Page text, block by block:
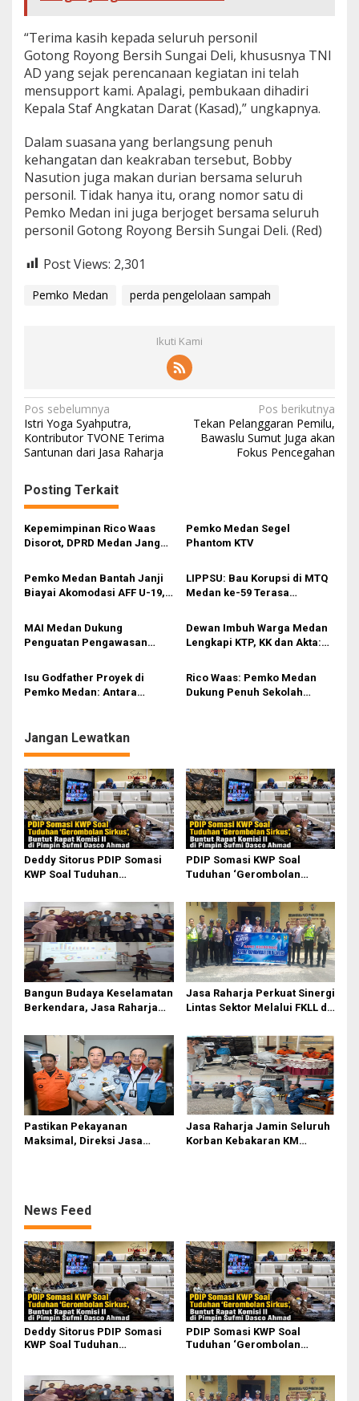
“Terima kasih kepada seluruh personil
Gotong Royong Bersih Sungai Deli, khususnya TNI
AD yang sejak perencanaan kegiatan ini telah
mensupport kami. Apalagi, pembukaan dihadiri
Kepala Staf Angkatan Darat (Kasad),” ungkapnya.
Dalam suasana yang berlangsung penuh
kehangatan dan keakraban tersebut, Bobby
Nasution juga makan durian bersama seluruh
personil. Tidak hanya itu, orang nomor satu di
Pemko Medan ini juga berjoget bersama seluruh
personil Gotong Royong Bersih Sungai Deli. (Red)
Post Views: 2,301
Pemko Medan perda pengelolaan sampah
Ikuti Kami
N
a
v
i
g
a
s
i
p
s
Pos sebelumnya
Istri Yoga Syahputra,
Kontributor TVONE Terima
Santunan dari Jasa Raharja
Pos berikutnya
Tekan Pelanggaran Pemilu,
Bawaslu Sumut Juga akan
Fokus Pencegahan
Posting Terkait
Kepemimpinan Rico Waas
Disorot, DPRD Medan Jangan
Pemko Medan Segel
Phantom KTV
Pemko Medan Bantah Janji
Biayai Akomodasi AFF U-19,
Jawab PSSI
LIPPSU: Bau Korupsi di MTQ
Medan ke-59 Terasa
MAI Medan Dukung
Penguatan Pengawasan
Mudik
Dewan Imbuh Warga Medan
Lengkapi KTP, KK dan Akta:
Semua Urusan
Isu Godfather Proyek di
Pemko Medan: Antara
Rico Waas: Pemko Medan
Dukung Penuh Sekolah
Jangan Lewatkan
Deddy Sitorus PDIP Somasi
KWP Soal Tuduhan
Rapat Komisi II Dipimpin
Sufmi Dasco Ahmad
PDIP Somasi KWP Soal
Tuduhan ‘Gerombolan
II Dipimpin Sufmi Dasco
Ahmad
Bangun Budaya Keselamatan
Berkendara, Jasa Raharja
Pasifik Medan Industri
Jasa Raharja Perkuat Sinergi
Lintas Sektor Melalui FKLL di
Pastikan Pekayanan
Maksimal, Direksi Jasa
Jasa Raharja Jamin Seluruh
Korban Kebakaran KM
News Feed
Deddy Sitorus PDIP Somasi
KWP Soal Tuduhan
Sufmi Dasco Ahmad
PDIP Somasi KWP Soal
Tuduhan ‘Gerombolan
Ahmad